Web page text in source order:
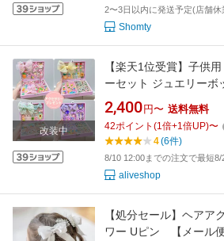
2〜3日以内に発送予定(店舗休
Shomty
改装中
【楽天1位受賞】子供
ーセット ジュエリーボ
セサリー 収納ボックス
レゼント セット アクセ
ヘアピン ヘアゴム お
ズ ヘアアクセサリー 髪
2,400 円〜 送料無料
42ポイント (1倍+1倍UP)〜
4(6件)
8/10 12:00までの注文で最短8/
aliveshop
【処分セール】ヘアア
ワー Uピン 【メール